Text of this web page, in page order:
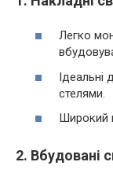
Легко
стелями.
Широкий
2. Вбудовані